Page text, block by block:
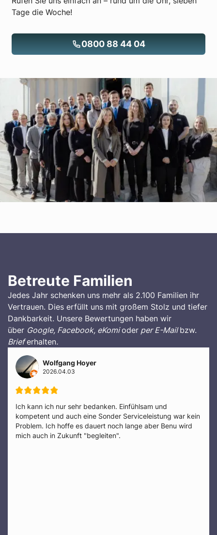
Tage die Woche!
0800 88 44 04
Betreute Familien
Jedes Jahr schenken uns mehr als 2.100 Familien ihr
Vertrauen. Dies erfüllt uns mit großem Stolz und tiefer
Dankbarkeit. Unsere Bewertungen haben wir
über Google, Facebook, eKomioder per E-Mailbzw.
Brieferhalten.
Thomas Proksch
2026.03.31
Sehr bemüht und empathisch